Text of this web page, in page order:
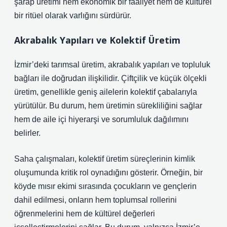
şarap üretimi hem ekonomik bir faaliyet hem de kültürel
bir ritüel olarak varlığını sürdürür.
Akrabalık Yapıları ve Kolektif Üretim
İzmir’deki tarımsal üretim, akrabalık yapıları ve topluluk
bağları ile doğrudan ilişkilidir. Çiftçilik ve küçük ölçekli
üretim, genellikle geniş ailelerin kolektif çabalarıyla
yürütülür. Bu durum, hem üretimin sürekliliğini sağlar
hem de aile içi hiyerarşi ve sorumluluk dağılımını
belirler.
Saha çalışmaları, kolektif üretim süreçlerinin kimlik
oluşumunda kritik rol oynadığını gösterir. Örneğin, bir
köyde mısır ekimi sırasında çocukların ve gençlerin
dahil edilmesi, onların hem toplumsal rollerini
öğrenmelerini hem de kültürel değerleri